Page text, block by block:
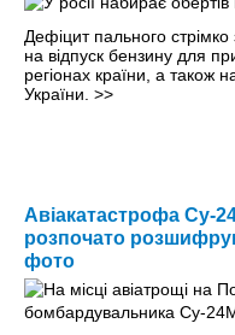
Дефіцит пального
на відпуск бензину для
регіонах країни, а також
України. >>
Авіакатастрофа Су-
розпочато
фото